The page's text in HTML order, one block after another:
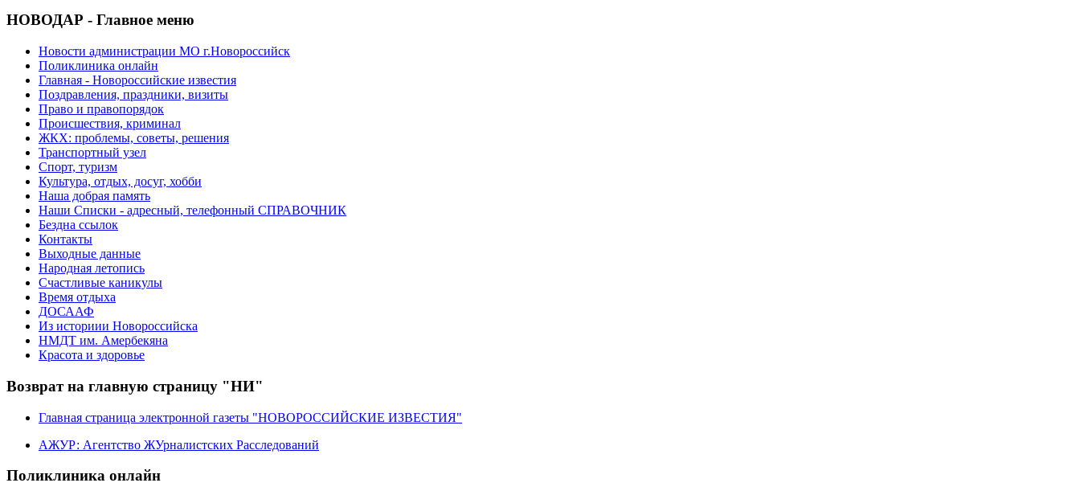
НОВОДАР - Главное меню
Новости администрации МО г.Новороссийск
Поликлиника онлайн
Главная - Новороссийские известия
Поздравления, праздники, визиты
Право и правопорядок
Происшествия, криминал
ЖКХ: проблемы, советы, решения
Транспортный узел
Спорт, туризм
Культура, отдых, досуг, хобби
Наша добрая память
Наши Списки - адресный, телефонный СПРАВОЧНИК
Бездна ссылок
Контакты
Выходные данные
Народная летопись
Счастливые каникулы
Время отдыха
ДОСААФ
Из историии Новороссийска
НМДТ им. Амербекяна
Красота и здоровье
Возврат на главную страницу "НИ"
Главная страница электронной газеты "НОВОРОССИЙСКИЕ ИЗВЕСТИЯ"
АЖУР: Агентство ЖУрналистских Расследований
Поликлиника онлайн